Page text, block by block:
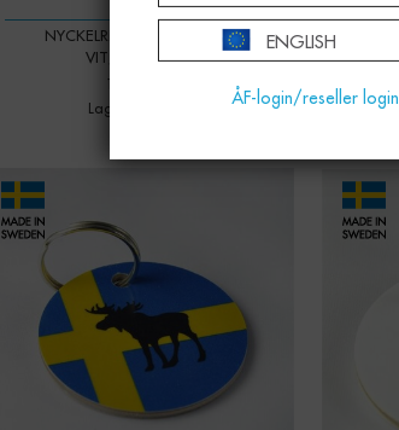
NYCKELRING, PADEL REPEAT,
VIT/SVART TEXT
125,00 KR
Lagerstatus: 30 st
Qty: Qty:
ENGLISH
ÅF-login/reseller login